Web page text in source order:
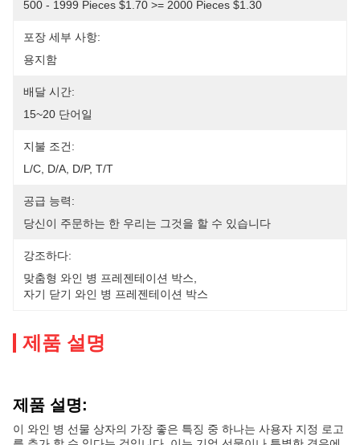
500 - 1999 Pieces $1.70 >= 2000 Pieces $1.30
포장 세부 사항:
용지함
배달 시간:
15~20 단어일
지불 조건:
L/C, D/A, D/P, T/T
공급 능력:
당신이 주문하는 한 우리는 그것을 할 수 있습니다
강조하다:
맞춤형 와인 병 프레젠테이션 박스
자기 닫기 와인 병 프레젠테이션 박스
제품 설명
제품 설명:
이 와인 병 선물 상자의 가장 좋은 특징 중 하나는 사용자 지정 로고